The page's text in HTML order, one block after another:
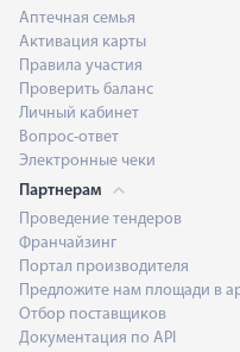
Аптечная семья
Активация карты
Правила участия
Проверить баланс
Личный кабинет
Вопрос-ответ
Электронные чеки
Партнерам
Проведение тендеров
Франчайзинг
Портал производителя
Предложите нам площади в
Отбор поставщиков
Документация по API